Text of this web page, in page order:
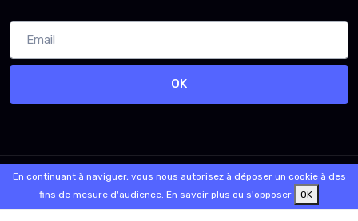
OK
© 2026 - LogicielSaasFood - Logiciel de gestion de commande sur
internet et en magasin
En continuant à naviguer, vous nous autorisez à déposer un cookie à des
fins de mesure d'audience. En savoir plus ou s'opposer OK